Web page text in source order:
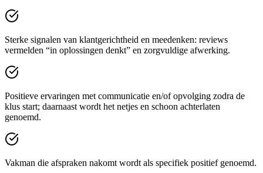
Sterke signalen van klantgerichtheid en meedenken: reviews
vermelden “in oplossingen denkt” en zorgvuldige afwerking.
Positieve ervaringen met communicatie en/of opvolging zodra de
klus start; daarnaast wordt het netjes en schoon achterlaten
genoemd.
Vakman die afspraken nakomt wordt als specifiek positief genoemd.